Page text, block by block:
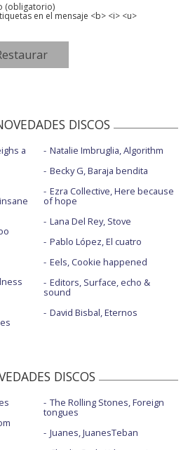
(obligatorio)
en el mensaje <b> <i> <u>
DISCOS
a
Natalie Imbruglia, Algorithm
Becky G, Baraja bendita
Ezra Collective, Here because
of hope
Lana Del Rey, Stove
Pablo López, El cuatro
Eels, Cookie happened
Editors, Surface, echo &
sound
David Bisbal, Eternos
DISCOS
The Rolling Stones, Foreign
tongues
Juanes, JuanesTeban